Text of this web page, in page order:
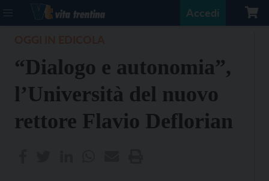
Accedi
“Dialogo e autonomia”,
l’Università del nuovo
rettore Flavio Deflorian